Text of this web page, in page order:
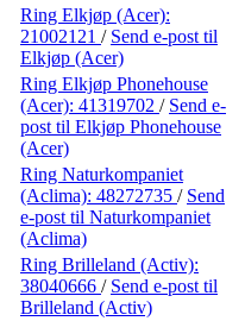
Ring Elkjøp (Acer):
21002121 / Send e-post til
Elkjøp (Acer)
Ring Elkjøp Phonehouse
(Acer): 41319702 / Send e-
post til Elkjøp Phonehouse
(Acer)
Ring Naturkompaniet
(Aclima): 48272735 / Send
e-post til Naturkompaniet
(Aclima)
Ring Brilleland (Activ):
38040666 / Send e-post til
Brilleland (Activ)